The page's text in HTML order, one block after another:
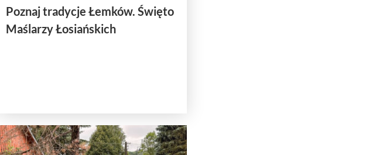
Poznaj tradycje Łemków. Święto
Maślarzy Łosiańskich